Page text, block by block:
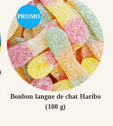
PROMO
!
Bonbon langue de chat Haribo
(100 g)